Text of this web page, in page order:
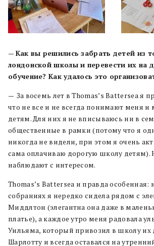
—Как вы решились забрать детей из
лондонской школы и перевести их на
обучение? Как удалось это
— За восемь лет в Thomas’s Battersea я
что не все и не всегда понимают меня и
детям. Для них я не вписываюсь ни в
общественные в рамки (потому что я
никогда не видели, при этом я очень
сама оплачиваю дорогую школу детям).
наблюдают с интересом.
Thomas’s Battersea и правда особенная:
собраниях я нередко сидела рядом с
Миддлтон (элегантна она даже в
платье), а каждое утро меня радовала
Уильяма, который привозил в школу их
Шарлотту и всегда оставался на